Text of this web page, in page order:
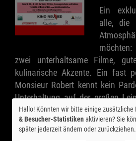
Ein
alle, die
zwei unterhaltsame Filme,
kulinarische Akzente. Ein fast
Monsieur Robert kennt kein
Unterhaltung auf der großen
Kinos - humorvoll, berührend und
In der Pause zwischen den
Hallo! Könnten wir bitte einige zusätzliche
& Besucher-Statistikenaktivieren? Sie
später jederzeit ändern oder zurückziehen.